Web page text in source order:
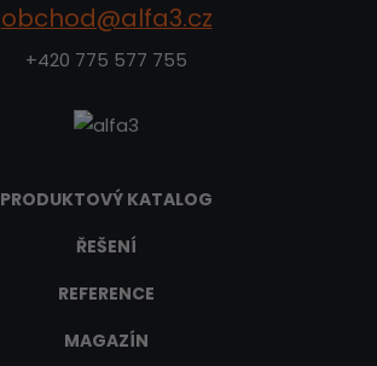
obchod@alfa3.cz
+420 775 577 755
PRODUKTOVÝ KATALOG
ŘEŠENÍ
REFERENCE
MAGAZÍN